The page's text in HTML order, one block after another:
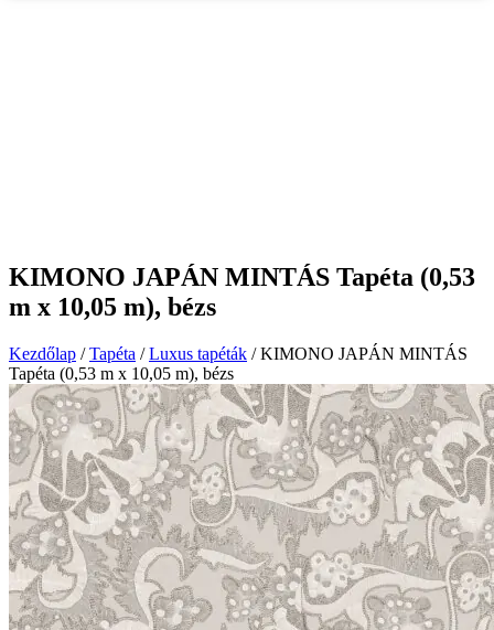
KIMONO JAPÁN MINTÁS Tapéta (0,53
m x 10,05 m), bézs
Kezdőlap /Tapéta /Luxus tapéták / KIMONO JAPÁN MINTÁS
Tapéta (0,53 m x 10,05 m), bézs